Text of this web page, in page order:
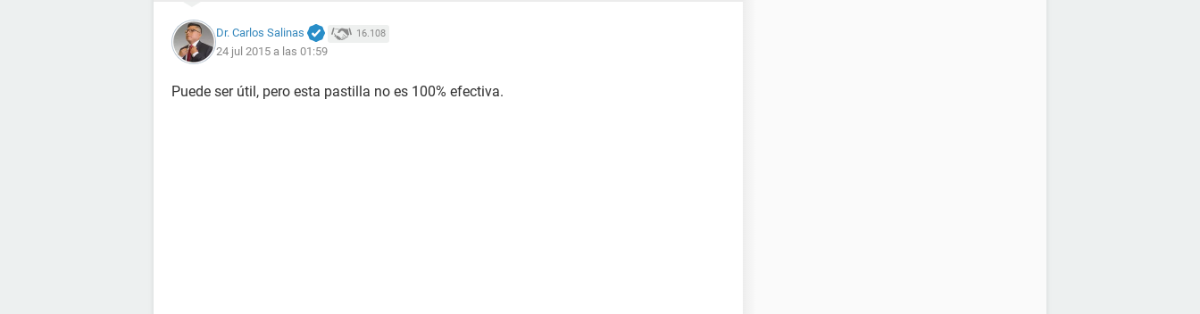
Dr. Carlos Salinas 16.108
24 jul 2015 a las 01:59
Puede ser útil, pero esta pastilla no es 100% efectiva.